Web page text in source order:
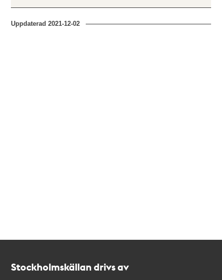
Uppdaterad2021-12-02
Stockholmskällan drivs av